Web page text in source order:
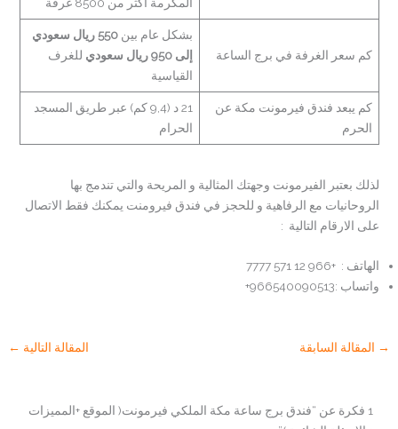
كم سعر الغرفة في برج الساعة
بشكل عام بين
550 ريال سعودي
إلى 950 ريال سعودي
للغرف
القياسية
كم يبعد فندق فيرمونت مكة عن
الحرم
21 د (9,4 كم) عبر طریق المسجد
الحرام
لذلك بعتبر الفيرمونت وجهتك المثالية و المريحة والتي تندمج بها
الروحانيات مع الرفاهية و للحجز في فندق فيرومنت يمكنك فقط الاتصال
على الارقام التالية :
الهاتف : +966 12 571 7777
واتساب :966540090513+
→ المقالة السابقة المقالة التالية ←
1 فكرة عن “فندق برج ساعة مكة الملكي فيرمونت( الموقع +المميزات